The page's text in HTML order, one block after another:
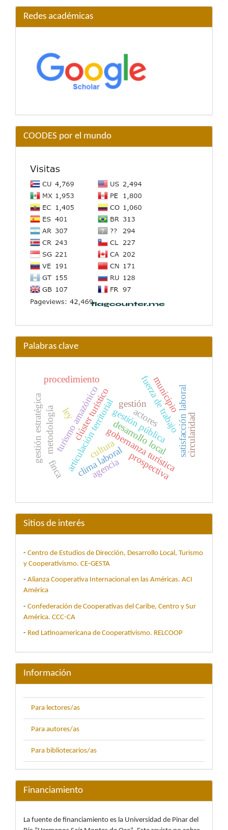
Redes académicas
COODES por el mundo
Palabras clave
desarrollo local
fuerza de trabajo
gestión pública
articulación territorial
clúster turístico
gobernanza turística
turismo amazónico satisfacción laboral
procedimiento
gestión
clima laboral
metodología
gestión estratégica
prospectiva
actores
cultura
agencia
circularidad
municipio
ley
finca
Sitios de interés
- Centro de Estudios de Dirección, Desarrollo Local, Turismo
y Cooperativismo. CE-GESTA
- Alianza Cooperativa Internacional en las Américas. ACI
América
- Confederación de Cooperativas del Caribe, Centro y Sur
América. CCC-CA
- Red Latinoamericana de Cooperativismo. RELCOOP
Información
Para lectores/as
Para autores/as
Para bibliotecarios/as
Financiamiento
La fuente de financiamiento es la Universidad de Pinar del